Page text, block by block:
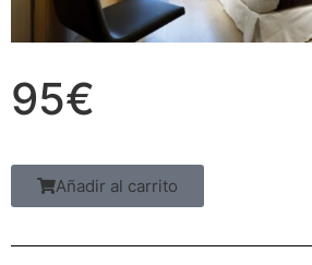
95€
Añadir al carrito